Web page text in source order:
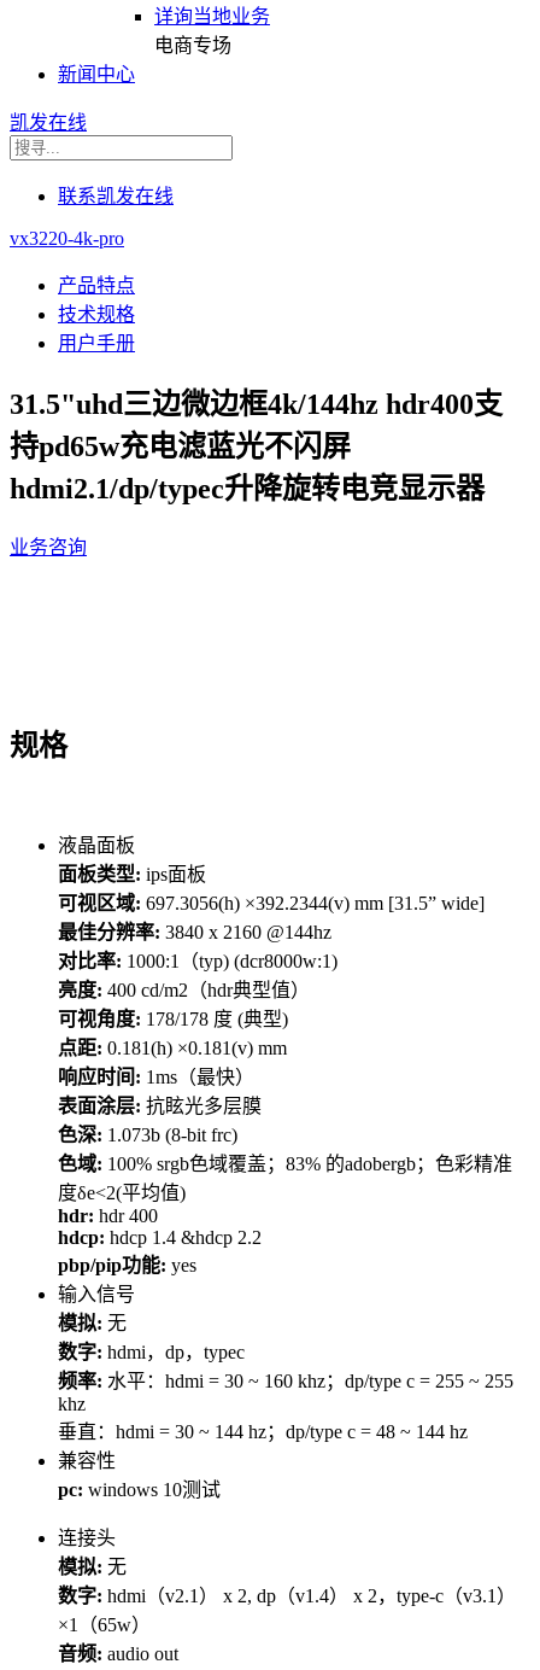
详询当地业务
电商专场
新闻中心
凯发在线
联系凯发在线
vx3220-4k-pro
产品特点
技术规格
用户手册
31.5"uhd三边微边框4k/144hz hdr400支
持pd65w充电滤蓝光不闪屏
hdmi2.1/dp/typec升降旋转电竞显示器
业务咨询
规格
液晶面板
面板类型: ips面板
可视区域: 697.3056(h) ×392.2344(v) mm [31.5” wide]
最佳分辨率: 3840 x 2160 @144hz
对比率: 1000:1（typ) (dcr8000w:1)
亮度: 400 cd/m2（hdr典型值）
可视角度: 178/178 度 (典型)
点距: 0.181(h) ×0.181(v) mm
响应时间: 1ms（最快）
表面涂层: 抗眩光多层膜
色深: 1.073b (8-bit frc)
色域: 100% srgb色域覆盖；83% 的adobergb；色彩精准
度δe<2(平均值)
hdr: hdr 400
hdcp: hdcp 1.4 &hdcp 2.2
pbp/pip功能: yes
输入信号
模拟: 无
数字: hdmi，dp，typec
频率: 水平：hdmi = 30 ~ 160 khz；dp/type c = 255 ~ 255
khz
垂直：hdmi = 30 ~ 144 hz；dp/type c = 48 ~ 144 hz
兼容性
pc: windows 10测试
连接头
模拟: 无
数字: hdmi（v2.1） x 2, dp（v1.4） x 2，type-c（v3.1）
×1（65w）
音频: audio out